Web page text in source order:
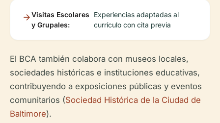
Visitas Escolares
y Grupales:
Experiencias adaptadas al
currículo con cita previa
El BCA también colabora con museos locales,
sociedades históricas e instituciones educativas,
contribuyendo a exposiciones públicas y eventos
comunitarios (Sociedad Histórica de la Ciudad de
Baltimore).